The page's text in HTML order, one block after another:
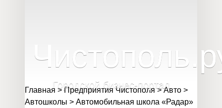
Чистополь
Городской бизнес-портал
Главная > Предприятия Чистополя > Авто >
Автошколы > Автомобильная школа «Радар»